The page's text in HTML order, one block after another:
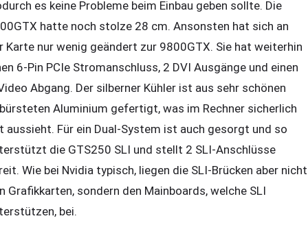
es keine Probleme beim Einbau geben sollte. Die
hatte noch stolze 28 cm. Ansonsten hat sich an
Karte nur wenig geändert zur 9800GTX. Sie hat weiterhin
6-Pin PCIe Stromanschluss, 2 DVI Ausgänge und einen
Abgang. Der silberner Kühler ist aus sehr schönen
Aluminium gefertigt, was im Rechner sicherlich
aussieht. Für ein Dual-System ist auch gesorgt und so
die GTS250 SLI und stellt 2 SLI-Anschlüsse
Wie bei Nvidia typisch, liegen die SLI-Brücken aber nicht
Grafikkarten, sondern den Mainboards, welche SLI
bei.